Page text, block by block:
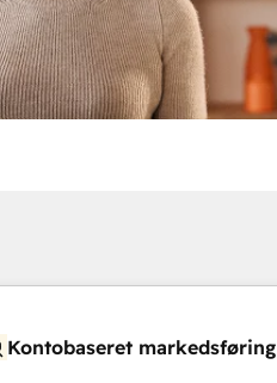
Kontobaseret markedsføring